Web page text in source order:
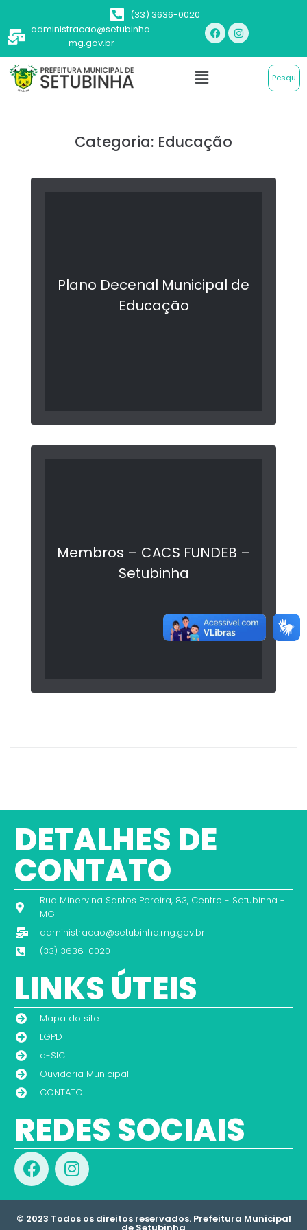
(33) 3636-0020
administracao@setubinha.
mg.gov.br
Categoria: Educação
Plano Decenal Municipal de
Educação
Membros – CACS FUNDEB –
Setubinha
DETALHES DE
CONTATO
Rua Minervina Santos Pereira, 83, Centro - Setubinha -
MG
administracao@setubinha.mg.gov.br
(33) 3636-0020
LINKS ÚTEIS
Mapa do site
LGPD
e-SIC
Ouvidoria Municipal
CONTATO
REDES SOCIAIS
© 2023 Todos os direitos reservados. Prefeitura Municipal